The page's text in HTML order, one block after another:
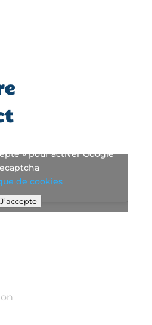
» pour activer Google
de cookies
J’accepte